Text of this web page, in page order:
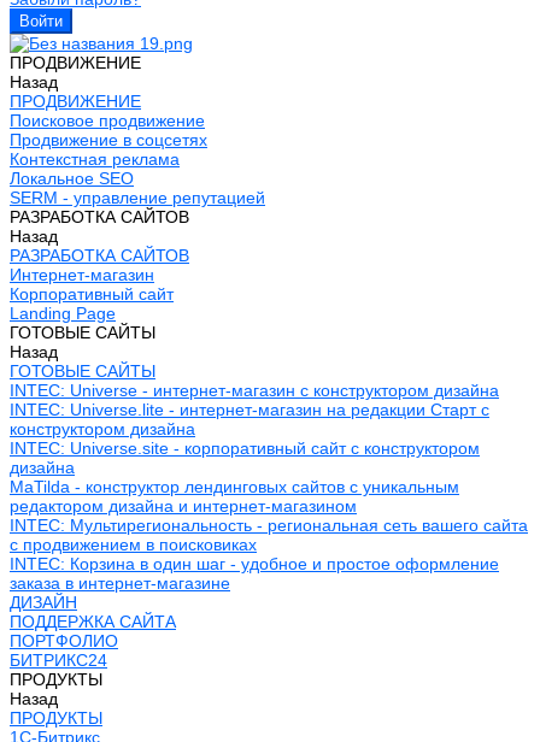
ПРОДВИЖЕНИЕ
Назад
ПРОДВИЖЕНИЕ
Поисковое продвижение
Продвижение в соцсетях
Контекстная реклама
Локальное SEO
SERM - управление репутацией
РАЗРАБОТКА САЙТОВ
Назад
РАЗРАБОТКА САЙТОВ
Интернет-магазин
Корпоративный сайт
Landing Page
ГОТОВЫЕ САЙТЫ
Назад
ГОТОВЫЕ САЙТЫ
INTEC: Universe - интернет-магазин с конструктором дизайна
INTEC: Universe.lite - интернет-магазин на редакции Старт с
конструктором дизайна
INTEC: Universe.site - корпоративный сайт с конструктором
дизайна
MaTilda - конструктор лендинговых сайтов с уникальным
редактором дизайна и интернет-магазином
INTEC: Мультирегиональность - региональная сеть вашего сайта
с продвижением в поисковиках
INTEC: Корзина в один шаг - удобное и простое оформление
заказа в интернет-магазине
ДИЗАЙН
ПОДДЕРЖКА САЙТА
ПОРТФОЛИО
БИТРИКС24
ПРОДУКТЫ
Назад
ПРОДУКТЫ
1С-Битрикс